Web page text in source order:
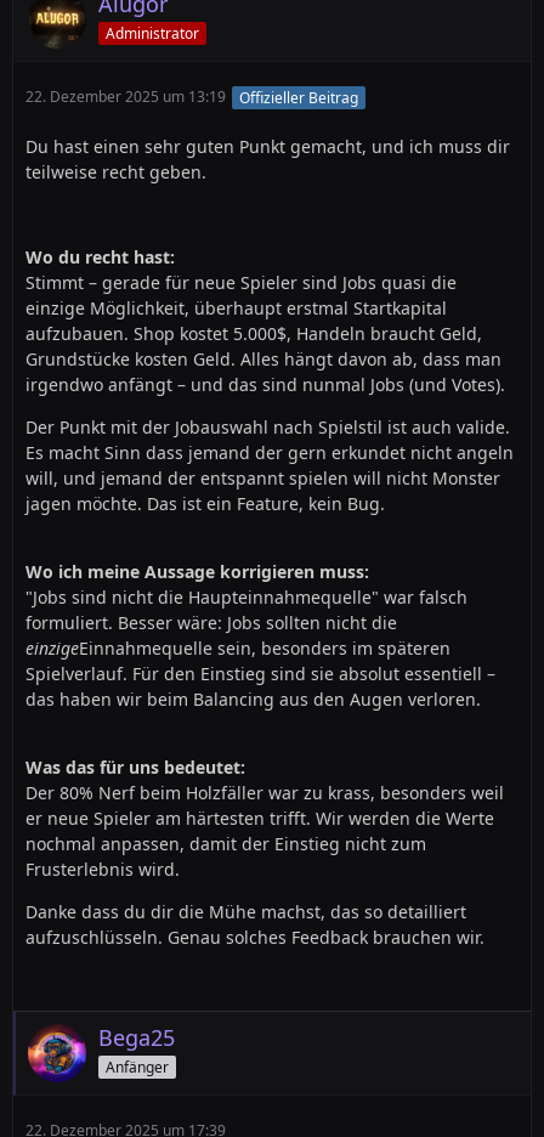
Administrator
22. Dezember 2025 um 13:19 Offizieller Beitrag
Du hast einen sehr guten Punkt gemacht, und ich muss dir
teilweise recht geben.
Wo du recht hast:
Stimmt – gerade für neue Spieler sind Jobs quasi die
einzige Möglichkeit, überhaupt erstmal Startkapital
aufzubauen. Shop kostet 5.000$, Handeln braucht Geld,
Grundstücke kosten Geld. Alles hängt davon ab, dass man
irgendwo anfängt – und das sind nunmal Jobs (und Votes).
Der Punkt mit der Jobauswahl nach Spielstil ist auch valide.
Es macht Sinn dass jemand der gern erkundet nicht angeln
will, und jemand der entspannt spielen will nicht Monster
jagen möchte. Das ist ein Feature, kein Bug.
Wo ich meine Aussage korrigieren muss:
"Jobs sind nicht die Haupteinnahmequelle" war falsch
formuliert. Besser wäre: Jobs sollten nicht die
einzigeEinnahmequelle sein, besonders im späteren
Spielverlauf. Für den Einstieg sind sie absolut essentiell –
das haben wir beim Balancing aus den Augen verloren.
Was das für uns bedeutet:
Der 80% Nerf beim Holzfäller war zu krass, besonders weil
er neue Spieler am härtesten trifft. Wir werden die Werte
nochmal anpassen, damit der Einstieg nicht zum
Frusterlebnis wird.
Danke dass du dir die Mühe machst, das so detailliert
aufzuschlüsseln. Genau solches Feedback brauchen wir.
Bega25
Anfänger
22. Dezember 2025 um 17:39